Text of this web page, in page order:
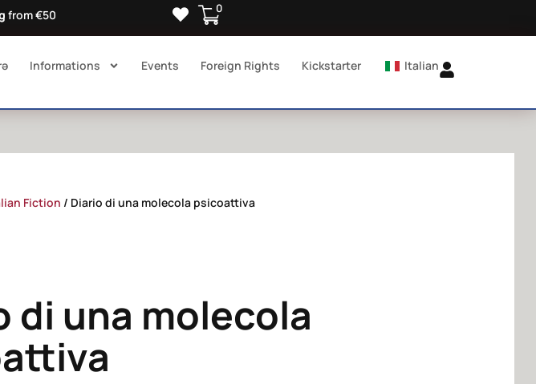
from €50 0
Informations Events Foreign Rights Kickstarter Italian
Fiction / Diario di una molecola psicoattiva
di una molecola